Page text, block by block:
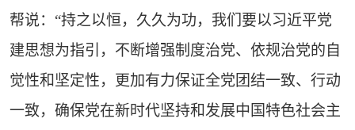
帮说：“持之以恒，久久为功，我们要以习近平党
建思想为指引，不断增强制度治党、依规治党的自
觉性和坚定性，更加有力保证全党团结一致、行动
一致，确保党在新时代坚持和发展中国特色社会主